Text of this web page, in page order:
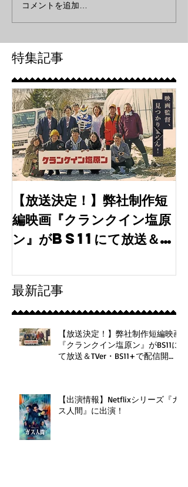
コメントを追加…
特集記事
【放送決定！】弊社制作短
編映画『クランクイン塩原
ン』がBS11にて放送＆
開始！
最新記事
【放送決定！】弊社制作短編映画
『クランクイン塩原ン』がBS11に
て放送＆TVer・BS11+で配信開
【出演情報】Netflixシリーズ『ガ
ス人間』に出演！